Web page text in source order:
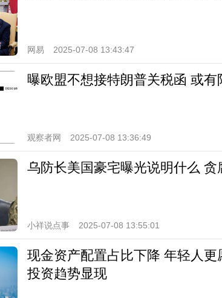
网易 2025-07-08 13:43:47
曝欧盟不想接特朗普关税函 或有
观察者网 2025-07-08 13:36:49
乌防长美国豪宅曝光说明什么
小祥说点事 2025-07-08 13:55:01
现金资产配置占比下降 年轻人
投资趋势显现